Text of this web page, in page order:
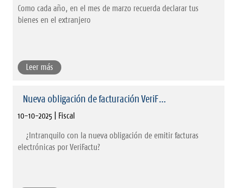
Como cada año, en el mes de marzo recuerda declarar tus
bienes en el extranjero
Leer más
Nueva obligación de facturación VeriF…
10-10-2025 | Fiscal
¿Intranquilo con la nueva obligación de emitir facturas
electrónicas por VeriFactu?